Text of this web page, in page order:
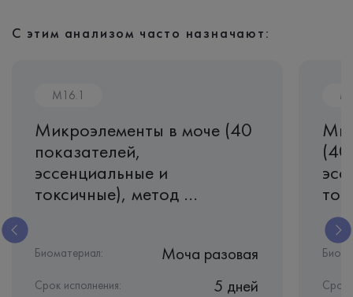
С этим анализом часто назначают:
M16.1
Микроэлементы в моче (40
показателей,
эссенциальные и
токсичные), метод ...
Биоматериал: Моча разовая
Срок исполнения: 5 дней
(40
Срок